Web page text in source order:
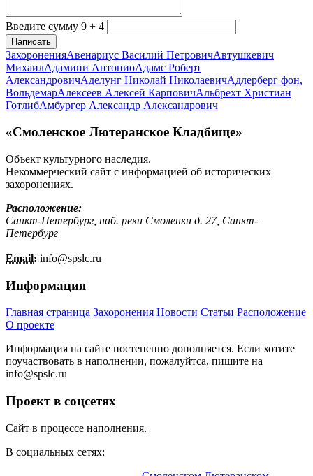
Введите сумму 9 + 4
Написать
ЗахороненияАвенариус Василий ПетровичАвтушкевич
МихаилАдамини АнтониоАдамс Роберт
АлександровичАделунг Николай НиколаевичАдлерберг фон,
ВольдемарАлексеев Алексей КарповичАльбрехт Христиан
ГотлибАмбургер Александр Александрович
«Смоленское Лютеранское Кладбище»
Объект культурного наследия.
Некоммерческий сайт с информацией об исторических
захоронениях.
Расположение:
Санкт-Петербург, наб. реки Смоленки д. 27, Санкт-
Петербург
Email: info@spslc.ru
Информация
Главная страница Захоронения Новости Статьи Расположение
О проекте
Информация на сайте постепенно дополняется. Если хотите
поучаствовать в наполнении, пожалуйтса, пишите на
info@spslc.ru
Проект в соцсетях
Сайт в процессе наполнения.
В социальных сетях: